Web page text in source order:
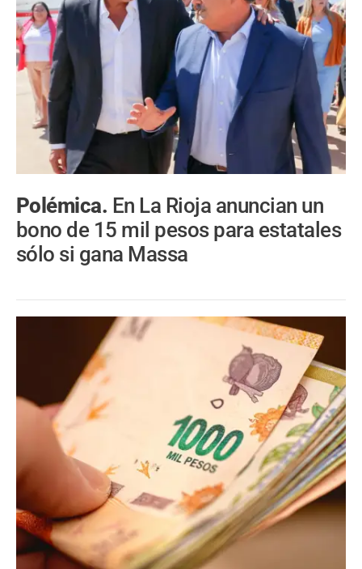
Polémica. En La Rioja anuncian un
bono de 15 mil pesos para estatales
sólo si gana Massa